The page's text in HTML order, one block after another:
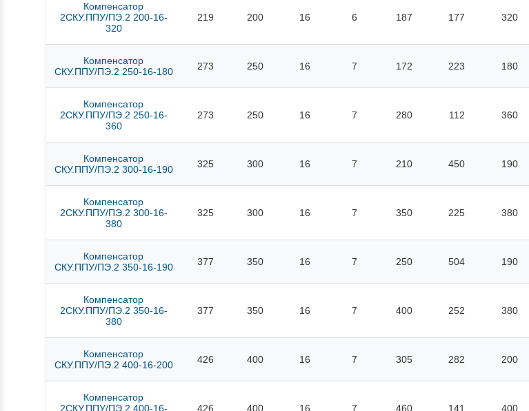
Компенсатор
2СКУ.ППУ/ПЭ.2 200-16-
320
219 200 16 6 187 177 320
Компенсатор
СКУ.ППУ/ПЭ.2 250-16-180
273 250 16 7 172 223 180
Компенсатор
2СКУ.ППУ/ПЭ.2 250-16-
360
273 250 16 7 280 112 360
Компенсатор
СКУ.ППУ/ПЭ.2 300-16-190
325 300 16 7 210 450 190
Компенсатор
2СКУ.ППУ/ПЭ.2 300-16-
380
325 300 16 7 350 225 380
Компенсатор
СКУ.ППУ/ПЭ.2 350-16-190
377 350 16 7 250 504 190
Компенсатор
2СКУ.ППУ/ПЭ.2 350-16-
380
377 350 16 7 400 252 380
Компенсатор
СКУ.ППУ/ПЭ.2 400-16-200
426 400 16 7 305 282 200
Компенсатор
2СКУ.ППУ/ПЭ.2 400-16-
426 400 16 7 460 141 400